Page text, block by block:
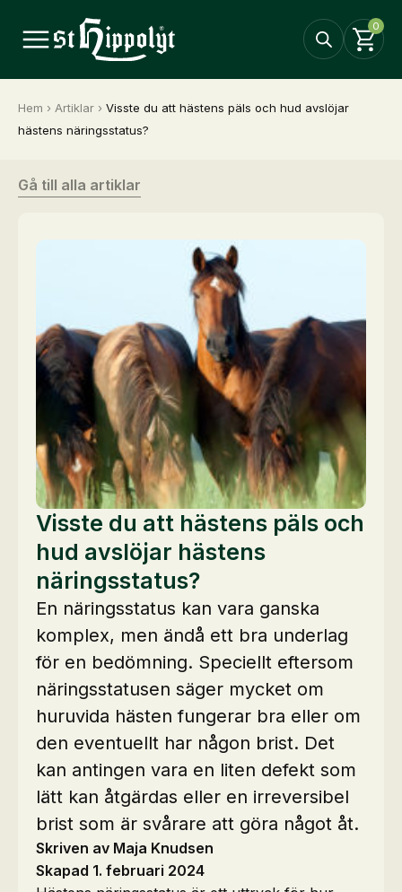
0
Hem › Artiklar › Visste du att hästens päls och hud avslöjar
hästens näringsstatus?
Gå till alla artiklar
Visste du att hästens päls och
hud avslöjar hästens
näringsstatus?
En näringsstatus kan vara ganska
komplex, men ändå ett bra underlag
för en bedömning. Speciellt eftersom
näringsstatusen säger mycket om
huruvida hästen fungerar bra eller om
den eventuellt har någon brist. Det
kan antingen vara en liten defekt som
lätt kan åtgärdas eller en irreversibel
brist som är svårare att göra något åt.
Skriven av Maja Knudsen
Skapad 1. februari 2024